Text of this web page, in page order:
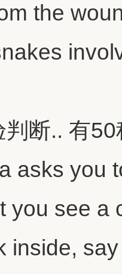
the
断.. 有
asks you
you see a
inside,